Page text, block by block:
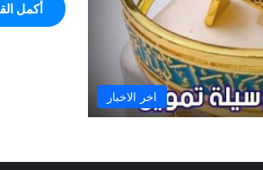
اخر الاخبار
أكمل